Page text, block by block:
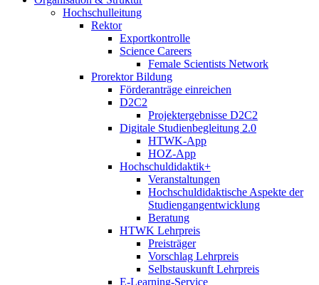
Hochschulleitung
Rektor
Exportkontrolle
Science Careers
Female Scientists Network
Prorektor Bildung
Förderanträge einreichen
D2C2
Projektergebnisse D2C2
Digitale Studienbegleitung 2.0
HTWK-App
HOZ-App
Hochschuldidaktik+
Veranstaltungen
Hochschuldidaktische Aspekte der
Studiengangentwicklung
Beratung
HTWK Lehrpreis
Preisträger
Vorschlag Lehrpreis
Selbstauskunft Lehrpreis
E-Learning-Service